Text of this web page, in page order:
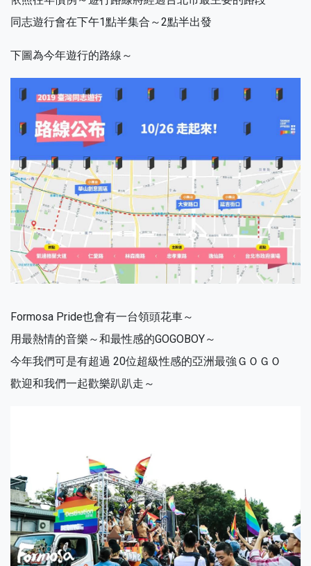
同志遊行會在下午1點半集合～2點半出發
下圖為今年遊行的路線～
Formosa Pride也會有一台領頭花車～
用最熱情的音樂～和最性感的GOGOBOY～
今年我們可是有超過 20位超級性感的亞洲最強ＧＯＧＯ
歡迎和我們一起歡樂趴趴走～